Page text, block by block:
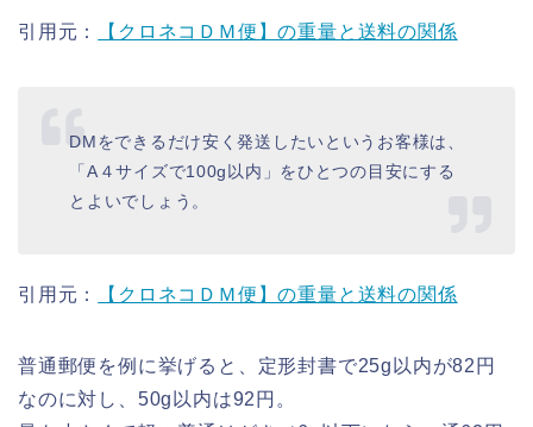
引用元： 【クロネコＤＭ便】の重量と送料の関係
DMをできるだけ安く発送したいというお客様は、
「A４サイズで100g以内」をひとつの目安にする
とよいでしょう。
引用元： 【クロネコＤＭ便】の重量と送料の関係
普通郵便を例に挙げると、定形封書で25g以内が82円
なのに対し、50g以内は92円。